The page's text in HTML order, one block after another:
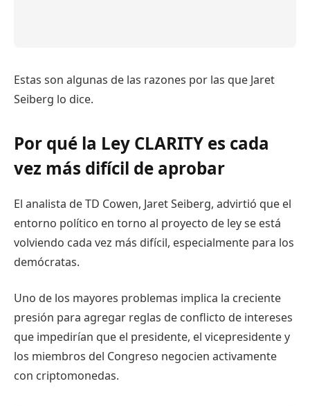
Estas son algunas de las razones por las que Jaret
Seiberg lo dice.
Por qué la Ley CLARITY es cada
vez más difícil de aprobar
El analista de TD Cowen, Jaret Seiberg, advirtió que el
entorno político en torno al proyecto de ley se está
volviendo cada vez más difícil, especialmente para los
demócratas.
Uno de los mayores problemas implica la creciente
presión para agregar reglas de conflicto de intereses
que impedirían que el presidente, el vicepresidente y
los miembros del Congreso negocien activamente
con criptomonedas.